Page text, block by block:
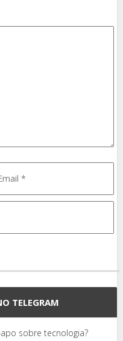
TELEGRAM
sobre tecnologia?